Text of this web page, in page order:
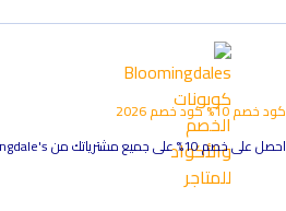
كود خصم 10% كود خصم2026
احصل على خصم 10% على جميع مشترياتك من Bloomingdale's.